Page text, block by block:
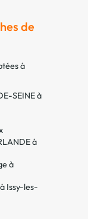
de
à
SEINE à
à
à
Issy-les-